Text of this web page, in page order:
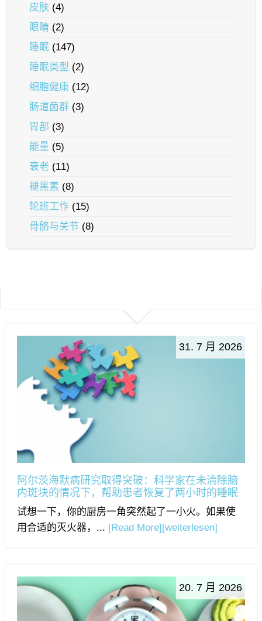
皮肤 (4)
眼睛 (2)
睡眠 (147)
睡眠类型 (2)
细胞健康 (12)
肠道菌群 (3)
胃部 (3)
能量 (5)
衰老 (11)
褪黑素 (8)
轮班工作 (15)
骨骼与关节 (8)
31. 7 月 2026
阿尔茨海默病研究取得突破：科学家在未清除脑
内斑块的情况下，帮助患者恢复了两小时的睡眠
试想一下，你的厨房一角突然起了一小火。如果使
用合适的灭火器，... [Read More] [weiterlesen]
20. 7 月 2026